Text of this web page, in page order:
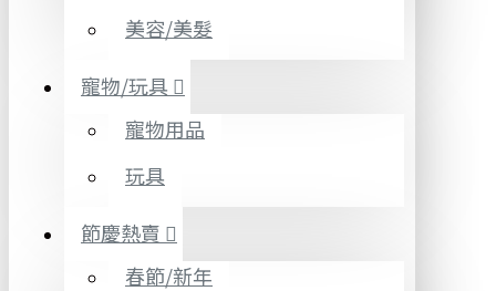
美容/美髮
寵物/玩具
寵物用品
玩具
節慶熱賣
春節/新年